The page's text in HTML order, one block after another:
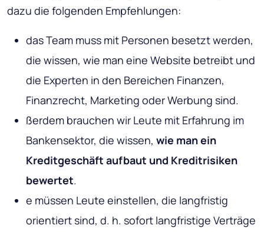
dazu die folgenden Empfehlungen:
das Team muss mit Personen besetzt werden,
die wissen, wie man eine Website betreibt und
die Experten in den Bereichen Finanzen,
Finanzrecht, Marketing oder Werbung sind.
ßerdem brauchen wir Leute mit Erfahrung im
Bankensektor, die wissen, wie man ein
Kreditgeschäft aufbaut und Kreditrisiken
bewertet.
e müssen Leute einstellen, die langfristig
orientiert sind, d. h. sofort langfristige Verträge